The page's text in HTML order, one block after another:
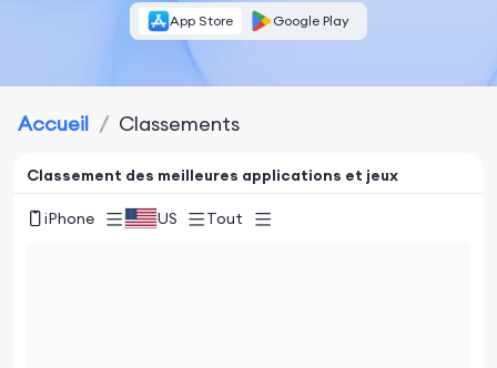
App Store Google Play
Accueil / Classements
Classement des meilleures applications et jeux
iPhone US Tout